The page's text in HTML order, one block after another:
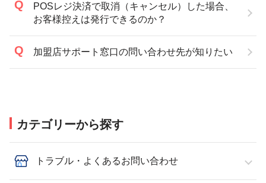
POSレジ決済で取消（キャンセル）した場合、
お客様控えは発行できるのか？
加盟店サポート窓口の問い合わせ先が知りたい
カテゴリーから探す
トラブル・よくあるお問い合わせ